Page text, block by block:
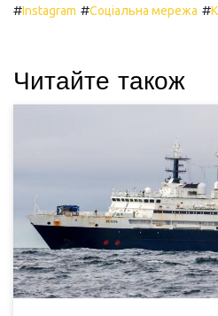
#Instagram #Соціальна мережа #
Читайте також